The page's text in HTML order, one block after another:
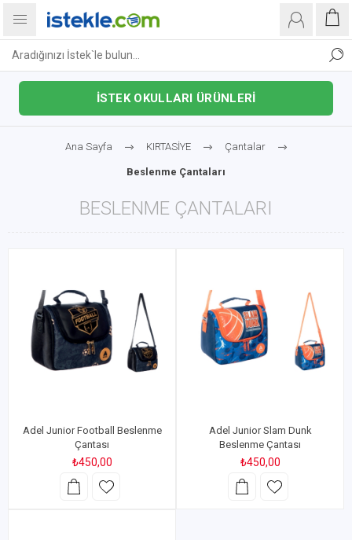
İSTEK OKULLARI ÜRÜNLERİ
Ana Sayfa KIRTASİYE Çantalar
Beslenme Çantaları
BESLENME ÇANTALARI
Adel Junior Football Beslenme
Çantası
₺450,00
Adel Junior Slam Dunk
Beslenme Çantası
₺450,00